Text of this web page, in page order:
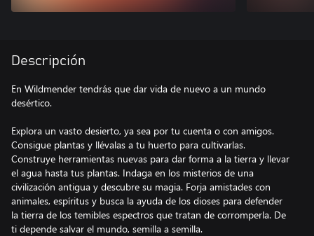
Descripción
En Wildmender tendrás que dar vida de nuevo a un mundo
desértico.
Explora un vasto desierto, ya sea por tu cuenta o con amigos.
Consigue plantas y llévalas a tu huerto para cultivarlas.
Construye herramientas nuevas para dar forma a la tierra y llevar
el agua hasta tus plantas. Indaga en los misterios de una
civilización antigua y descubre su magia. Forja amistades con
animales, espíritus y busca la ayuda de los dioses para defender
la tierra de los temibles espectros que tratan de corromperla. De
ti depende salvar el mundo, semilla a semilla.